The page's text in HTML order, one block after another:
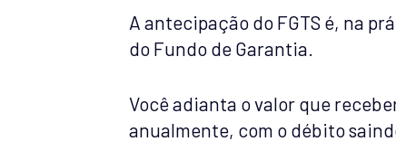
A antecipação do FGTS é, na
do Fundo de Garantia.
Você adianta o valor que
anualmente, com o débito